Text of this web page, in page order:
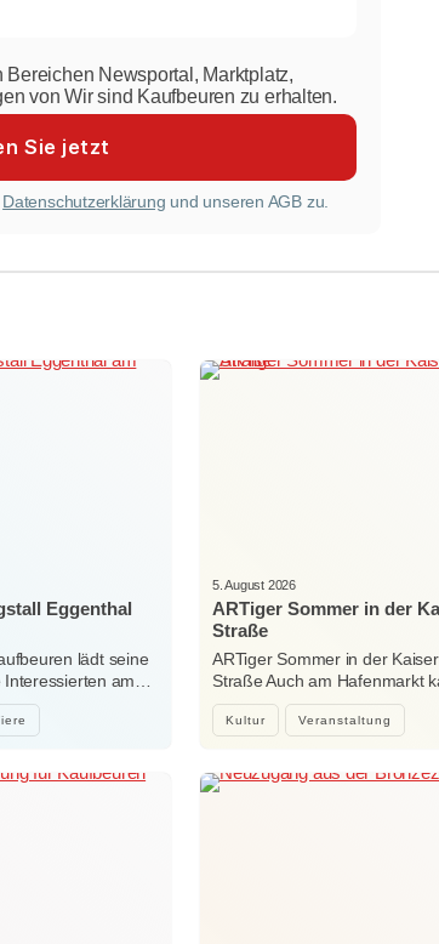
Bereichen Newsportal, Marktplatz,
von Wir sind Kaufbeuren zu erhalten.
Datenschutzerklärung und unseren AGB zu.
Eggenthal
lädt seine
am…
Kultur Veranstaltung
5. August 2026
ARTiger Sommer in der
Straße
ARTiger Sommer in der
Straße Auch am Hafenmarkt